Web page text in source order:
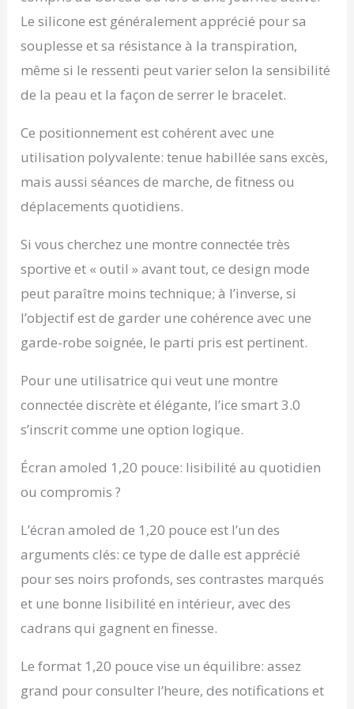
l'intégration d'un GPS
et la compatibilité
avec l'application
fonctionnalités
supplémentaires
analyse détaillé de son
parcours et de pouvoir
partager ces
informations. Il est
donc maintenant
possible de suivre ses
ainsi que ses données
RÉSISTANT À L'EAU :
Cette montre, parfaite
pour le sport, est
résistante à l'eau
résiste aux
qu'à une immersion
d'1,5 mètres de
profondeur pour une
minutes. Cependant,
aquatiques (nage,
plongée, ...).
AUTONOMIE DE 3 À 5
JOURS : Cette montre
en Lithium Polymère
de 380mAh vous
pour une durée
moyenne de 3 à 5
Le silicone est généralement apprécié pour sa
souplesse et sa résistance à la transpiration,
même si le ressenti peut varier selon la sensibilité
de la peau et la façon de serrer le bracelet.
Ce positionnement est cohérent avec une
utilisation polyvalente: tenue habillée sans excès,
mais aussi séances de marche, de fitness ou
déplacements quotidiens.
Si vous cherchez une montre connectée très
sportive et « outil » avant tout, ce design mode
peut paraître moins technique; à l’inverse, si
l’objectif est de garder une cohérence avec une
garde-robe soignée, le parti pris est pertinent.
Pour une utilisatrice qui veut une montre
connectée discrète et élégante, l’ice smart 3.0
s’inscrit comme une option logique.
Écran amoled 1,20 pouce: lisibilité au quotidien
ou compromis ?
L’écran amoled de 1,20 pouce est l’un des
arguments clés: ce type de dalle est apprécié
pour ses noirs profonds, ses contrastes marqués
et une bonne lisibilité en intérieur, avec des
cadrans qui gagnent en finesse.
Le format 1,20 pouce vise un équilibre: assez
grand pour consulter l’heure, des notifications et